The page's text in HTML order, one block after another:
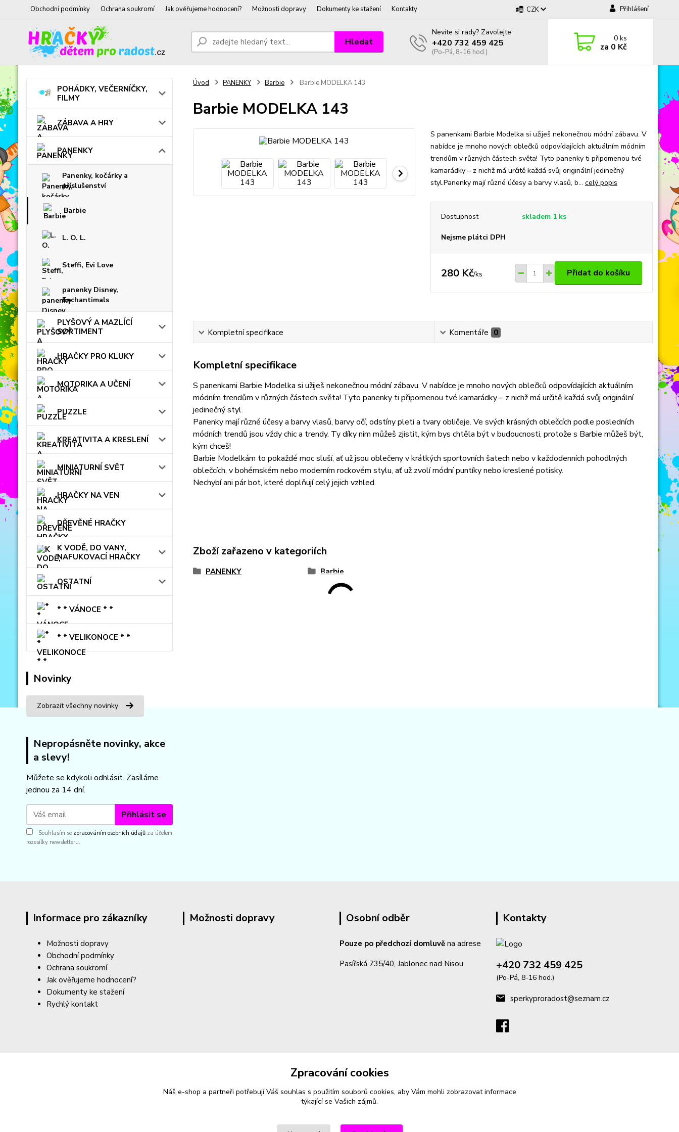
Obchodní podmínky Ochrana soukromí Jak ověřujeme hodnocení? Možnosti dopravy Dokumenty ke stažení Kontakty CZK Přihlášení
Hledat
Nevíte si rady? Zavolejte.
+420 732 459 425
(Po-Pá, 8-16 hod.)
0ks
za 0 Kč
POHÁDKY, VEČERNÍČKY,
FILMY
ZÁBAVA A HRY
PANENKY
Panenky, kočárky a
příslušenství
Barbie
L. O. L.
Steffi, Evi Love
panenky Disney,
Enchantimals
PLYŠOVÝ A MAZLÍCÍ
SORTIMENT
HRAČKY PRO KLUKY
MOTORIKA A UČENÍ
PUZZLE
KREATIVITA A KRESLENÍ
MINIATURNÍ SVĚT
HRAČKY NA VEN
DŘEVĚNÉ HRAČKY
K VODĚ, DO VANY,
NAFUKOVACÍ HRAČKY
OSTATNÍ
* * VÁNOCE * *
* * VELIKONOCE * *
Novinky
Zobrazit všechny novinky
Nepropásněte novinky, akce
a slevy!
Můžete se kdykoli odhlásit. Zasíláme
jednou za 14 dní.
Přihlásit se
Souhlasím se zpracováním osobních údajů za účelem
rozesílky newsletteru.
Úvod PANENKY Barbie Barbie MODELKA 143
Barbie MODELKA 143
S panenkami Barbie Modelka si užiješ nekonečnou módní zábavu. V
nabídce je mnoho nových oblečků odpovídajících aktuálním módním
trendům v různých částech světa! Tyto panenky ti připomenou tvé
kamarádky – z nichž má určitě každá svůj originální jedinečný
styl.Panenky mají různé účesy a barvy vlasů, b... celý popis
Dostupnost skladem 1 ks
Nejsme plátci DPH
280 Kč/ks Přidat do košíku
Kompletní specifikace Komentáře 0
Kompletní specifikace
S panenkami Barbie Modelka si užiješ nekonečnou módní zábavu. V nabídce je mnoho nových oblečků odpovídajících aktuálním
módním trendům v různých částech světa! Tyto panenky ti připomenou tvé kamarádky – z nichž má určitě každá svůj originální
jedinečný styl.
Panenky mají různé účesy a barvy vlasů, barvy očí, odstíny pleti a tvary obličeje. Ve svých krásných oblečcích podle posledních
módních trendů jsou vždy chic a trendy. Ty díky nim můžeš zjistit, kým bys chtěla být v budoucnosti, protože s Barbie můžeš být,
kým chceš!
Barbie Modelkám to pokaždé moc sluší, ať už jsou oblečeny v krátkých sportovních šatech nebo v každodenních pohodlných
oblečcích, v bohémském nebo moderním rockovém stylu, ať už zvolí módní puntíky nebo kreslené potisky.
Nechybí ani pár bot, které doplňují celý jejich vzhled.
Zboží zařazeno v kategoriích
PANENKY Barbie
Informace pro zákazníky
Možnosti dopravy
Obchodní podmínky
Ochrana soukromí
Jak ověřujeme hodnocení?
Dokumenty ke stažení
Rychlý kontakt
Možnosti dopravy Osobní odběr
Pouze po předchozí domluvě na adrese
Pasířská 735/40, Jablonec nad Nisou
Kontakty
+420 732 459 425
(Po-Pá, 8-16 hod.)
sperkyproradost@seznam.cz
Zpracování cookies
Náš e-shop a partneři potřebují Váš souhlas s použitím souborů cookies, aby Vám mohli zobrazovat informace
týkající se Vašich zájmů.